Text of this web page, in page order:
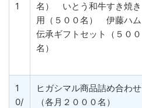
1
名） いとう和牛すき焼き
用（５００名） 伊藤ハム
伝承ギフトセット（５００
名）
1
0/
ヒガシマル商品詰め合わせ
（各月２０００名）